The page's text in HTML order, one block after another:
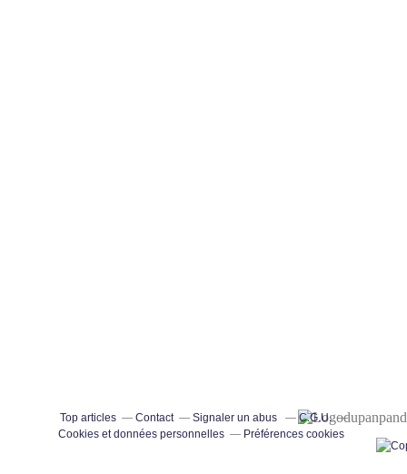
Top articles Contact Signaler un abus
C.G.U.
Cookies et données personnelles
Préférences cookies